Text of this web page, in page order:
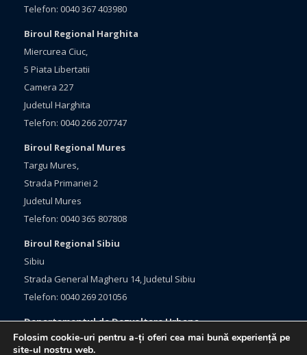
Telefon: 0040 367 403980
Biroul Regional Harghita
Miercurea Ciuc,
5 Piata Libertatii
Camera 227
Judetul Harghita
Telefon: 0040 266 207747
Biroul Regional Mures
Targu Mures,
Strada Primariei 2
Judetul Mures
Telefon: 0040 365 807808
Biroul Regional Sibiu
Sibiu
Strada General Magheru 14, Judetul Sibiu
Telefon: 0040 269 201056
Departamentul de Dezvoltare Urbana
Brasov, Bulevardul Eroilor 33
Folosim cookie-uri pentru a-ți oferi cea mai bună experiență pe
site-ul nostru web.